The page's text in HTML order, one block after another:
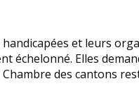
et leurs
échelonné. Elles
des cantons